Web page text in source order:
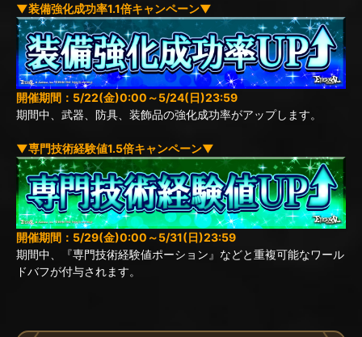
▼装備強化成功率1.1倍キャンペーン▼
開催期間：5/22(金)0:00～5/24(日)23:59
期間中、武器、防具、装飾品の強化成功率がアップします。
▼専門技術経験値1.5倍キャンペーン▼
開催期間：5/29(金)0:00～5/31(日)23:59
期間中、『専門技術経験値ポーション』などと重複可能なワール
ドバフが付与されます。